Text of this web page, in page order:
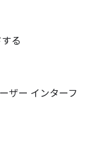
る
ザー インターフ